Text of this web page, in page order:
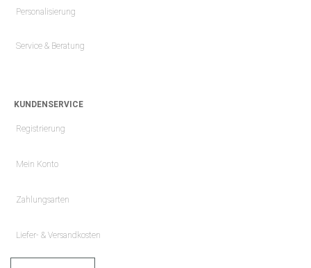
Personalisierung
Service & Beratung
KUNDENSERVICE
Registrierung
Mein Konto
Zahlungsarten
Liefer- & Versandkosten